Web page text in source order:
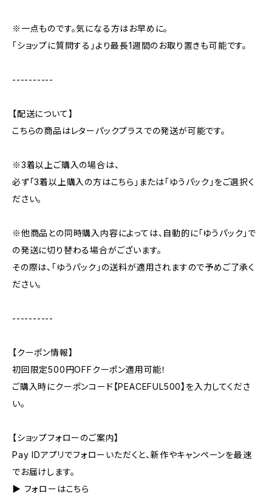
※一点ものです。気になる方はお早めに。
「ショップに質問する」より最長1週間のお取り置きも可能です。
----------
【配送について】
こちらの商品はレターパックプラスでの発送が可能です。
※3着以上ご購入の場合は、
必ず「3着以上購入の方はこちら」または「ゆうパック」をご選択く
ださい。
※他商品との同時購入内容によっては、自動的に「ゆうパック」で
の発送に切り替わる場合がございます。
その際は、「ゆうパック」の送料が適用されますので予めご了承く
ださい。
----------
【クーポン情報】
初回限定500円OFFクーポン適用可能！
ご購入時にクーポンコード【PEACEFUL500】を入力してくださ
い。
【ショップフォローのご案内】
Pay IDアプリでフォローいただくと、新作やキャンペーンを最速
でお届けします。
▶︎ フォローはこちら